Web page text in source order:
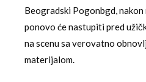
Beogradski Pogonbgd,
ponovo će nastupiti pred
na scenu sa verovatno
materijalom.